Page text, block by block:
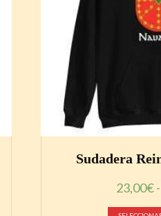
Sudadera
23,00€-